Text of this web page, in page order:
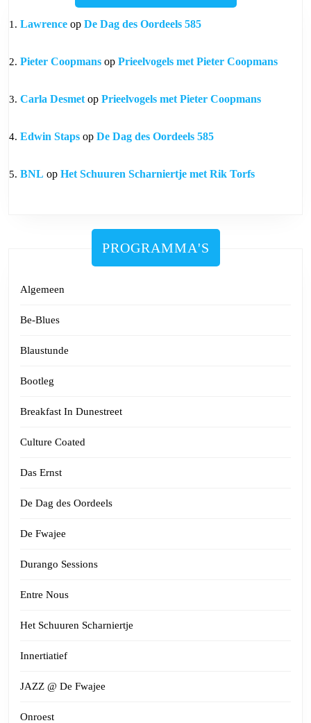
Lawrence op De Dag des Oordeels 585
Pieter Coopmans op Prieelvogels met Pieter Coopmans
Carla Desmet op Prieelvogels met Pieter Coopmans
Edwin Staps op De Dag des Oordeels 585
BNL op Het Schuuren Scharniertje met Rik Torfs
PROGRAMMA'S
Algemeen
Be-Blues
Blaustunde
Bootleg
Breakfast In Dunestreet
Culture Coated
Das Ernst
De Dag des Oordeels
De Fwajee
Durango Sessions
Entre Nous
Het Schuuren Scharniertje
Innertiatief
JAZZ @ De Fwajee
Onroest